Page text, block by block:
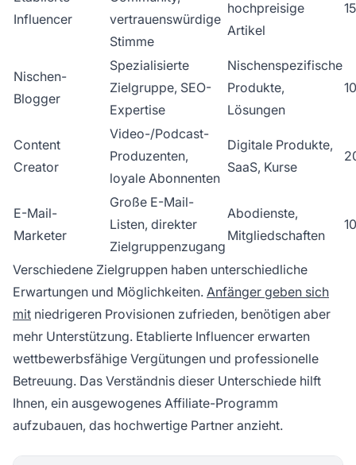
Influencer
vertrauenswürdige
Stimme
hochpreisige
Artikel
Nischen-
Blogger
Spezialisierte
Zielgruppe, SEO-
Expertise
Nischenspezifische
Produkte,
Lösungen
Content
Creator
Video-/Podcast-
Produzenten,
loyale Abonnenten
Digitale Produkte,
SaaS, Kurse
E-Mail-
Marketer
Große E-Mail-
Listen, direkter
Zielgruppenzugang
Abodienste,
Mitgliedschaften
Verschiedene Zielgruppen haben unterschiedliche
Erwartungen und Möglichkeiten. Anfänger geben sich
mit niedrigeren Provisionen zufrieden, benötigen aber
mehr Unterstützung. Etablierte Influencer erwarten
wettbewerbsfähige Vergütungen und professionelle
Betreuung. Das Verständnis dieser Unterschiede hilft
Ihnen, ein ausgewogenes Affiliate-Programm
aufzubauen, das hochwertige Partner anzieht.